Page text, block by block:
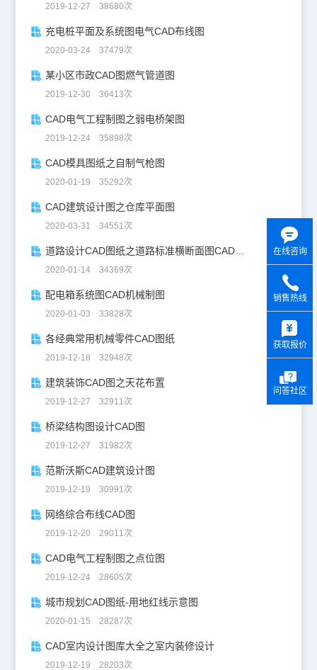
2019-12-27 38680次
充电桩平面及系统图电气CAD布线图
2020-03-24 37479次
某小区市政CAD图燃气管道图
2019-12-30 36413次
CAD电气工程制图之弱电桥架图
2019-12-24 35898次
CAD模具图纸之自制气枪图
2020-01-19 35292次
CAD建筑设计图之仓库平面图
2020-03-31 34551次
道路设计CAD图纸之道路标准横断面图CAD图纸
2020-01-14 34369次
配电箱系统图CAD机械制图
2020-01-03 33828次
各经典常用机械零件CAD图纸
2019-12-18 32948次
建筑装饰CAD图之天花布置
2019-12-27 32911次
桥梁结构图设计CAD图
2019-12-27 31982次
范斯沃斯CAD建筑设计图
2019-12-19 30991次
网络综合布线CAD图
2019-12-20 29011次
CAD电气工程制图之点位图
2019-12-24 28605次
城市规划CAD图纸-用地红线示意图
2020-01-15 28287次
CAD室内设计图库大全之室内装修设计
2019-12-19 28203次
在线咨询
销售热线
获取报价
问答社区